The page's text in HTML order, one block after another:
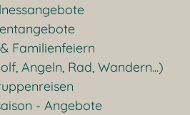
Familienfeiern
Angeln, Rad, Wandern...)
- Angebote